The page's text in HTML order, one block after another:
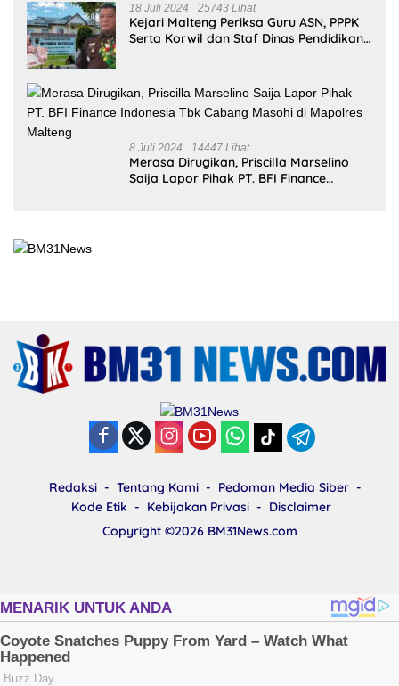
18 Juli 2024 25743 Lihat
Kejari Malteng Periksa Guru ASN, PPPK
Serta Korwil dan Staf Dinas Pendidikan
8 Juli 2024 14447 Lihat
Merasa Dirugikan, Priscilla Marselino
Saija Lapor Pihak PT. BFI Finance
Redaksi Tentang Kami
Pedoman Media Siber
Kode Etik
Kebijakan Privasi
Disclaimer
Copyright ©2026 BM31News.com